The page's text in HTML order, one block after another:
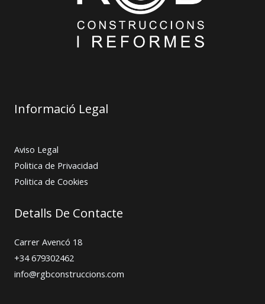
Informació Legal
Aviso Legal
Politica de Privacidad
Politica de Cookies
Detalls De Contacte
Carrer Avencó 18
+34 679302462
info@rgbconstruccions.com